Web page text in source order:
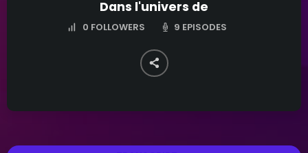
Dans l'univers de
0 FOLLOWERS 9 EPISODES